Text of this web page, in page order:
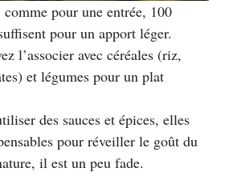
comme pour une entrée, 100
pour un apport léger.
l’associer avec céréales (riz,
et légumes pour un plat
des sauces et épices, elles
pour réveiller le goût du
il est un peu fade.